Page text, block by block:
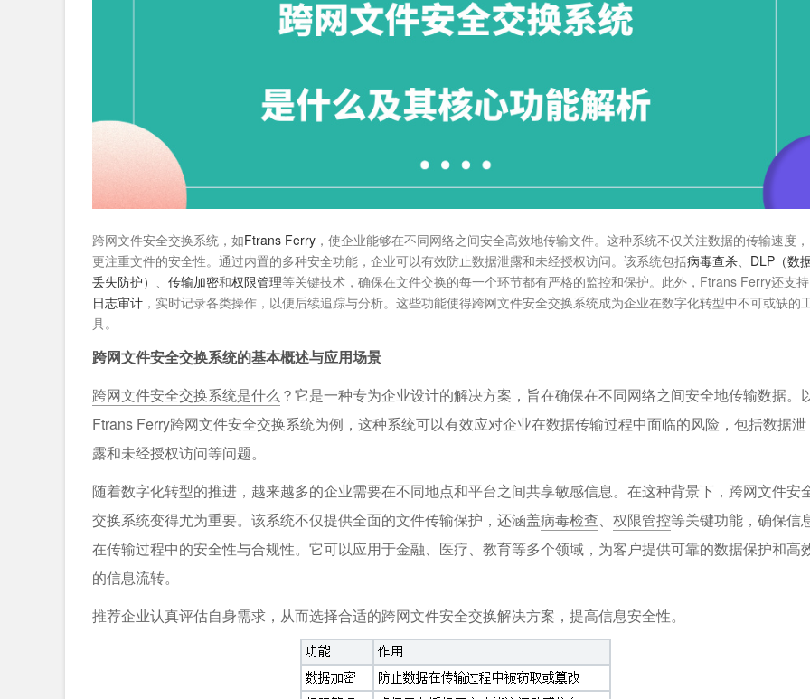
跨网文件安全交换系统，如Ftrans Ferry ，使企业能够在不同网络之间安全高效地传输文件。这种系统不仅关注数据的传输速度，
更注重文件的安全性。通过内置的多种安全功能，企业可以有效防止数据泄露和未经授权访问。该系统包括病毒查杀、 DLP（数
丢失防护） 、 传输加密和权限管理等关键技术，确保在文件交换的每一个环节都有严格的监控和保护。此外，Ftrans Ferry还支持
日志审计 ，实时记录各类操作，以便后续追踪与分析。这些功能使得跨网文件安全交换系统成为企业在数字化转型中不可或缺的
具。
跨网文件安全交换系统的基本概述与应用场景
跨网文件安全交换系统是什么 ？它是一种专为企业设计的解决方案，旨在确保在不同网络之间安全地传输数据。
Ftrans Ferry跨网文件安全交换系统为例，这种系统可以有效应对企业在数据传输过程中面临的风险，包括数据泄
露和未经授权访问等问题。
随着数字化转型的推进，越来越多的企业需要在不同地点和平台之间共享敏感信息。在这种背景下，跨网文件安
交换系统变得尤为重要。该系统不仅提供全面的文件传输保护，还涵盖病毒检查、 权限管控等关键功能，确保信
在传输过程中的安全性与合规性。它可以应用于金融、医疗、教育等多个领域，为客户提供可靠的数据保护和高
的信息流转。
推荐企业认真评估自身需求，从而选择合适的跨网文件安全交换解决方案，提高信息安全性。